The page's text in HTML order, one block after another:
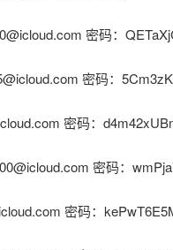
密码：
密码：
密码：
密码：
密码：